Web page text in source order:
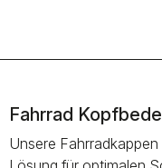
Fahrrad
Unsere